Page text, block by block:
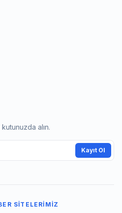
alın.
Kayıt Ol
SITELERIMIZ